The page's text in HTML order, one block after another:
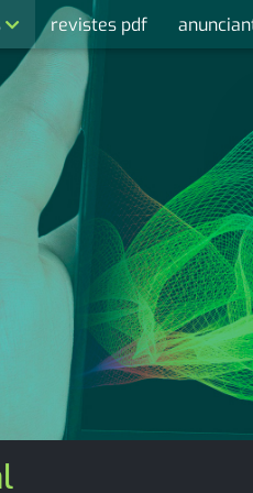
notícies
ambient
revistes pdf